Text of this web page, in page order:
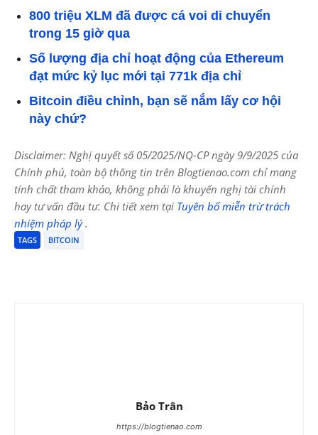
800 triệu XLM đã được cá voi di chuyển
trong 15 giờ qua
Số lượng địa chỉ hoạt động của Ethereum
đạt mức kỷ lục mới tại 771k địa chỉ
Bitcoin điều chỉnh, bạn sẽ nắm lấy cơ hội
này chứ?
Disclaimer: Nghị quyết số 05/2025/NQ-CP ngày 9/9/2025 của
Chính phủ, toàn bộ thông tin trên Blogtienao.com chỉ mang
tính chất tham khảo, không phải là khuyến nghị tài chính
hay tư vấn đầu tư. Chi tiết xem tại Tuyên bố miễn trừ trách
nhiệm pháp lý.
TAGS BITCOIN
Bảo Trân
https://blogtienao.com